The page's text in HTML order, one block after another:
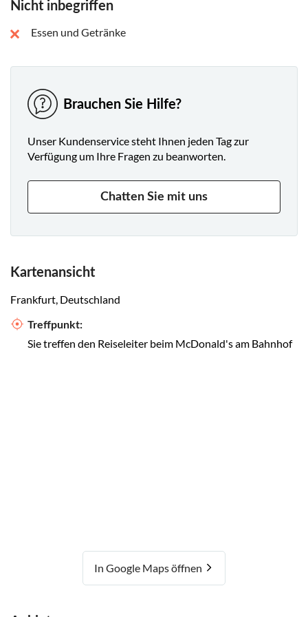
Nicht inbegriffen
Essen und Getränke
Brauchen Sie Hilfe?
Unser Kundenservice steht Ihnen jeden Tag zur
Verfügung um Ihre Fragen zu beanworten.
Chatten Sie mit uns
Kartenansicht
Frankfurt, Deutschland
Treffpunkt:
Sie treffen den Reiseleiter beim McDonald's am Bahnhof
In Google Maps öffnen